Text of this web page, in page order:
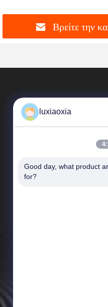
Βρείτε την
Γρήγοροι
luxiaoxia
Good day, what product
for?